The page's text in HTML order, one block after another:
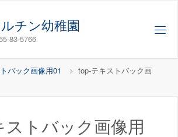
ルチン幼稚園
83-5766
バック画像用01
top-テキストバック画
ストバック画像用